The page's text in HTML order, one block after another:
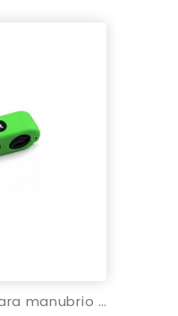
Candado de moto para manubrio Lexin-Verde